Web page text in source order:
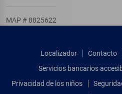
MAP # 8825622
Localizador Contacto
Servicios bancarios
Privacidad de los niños